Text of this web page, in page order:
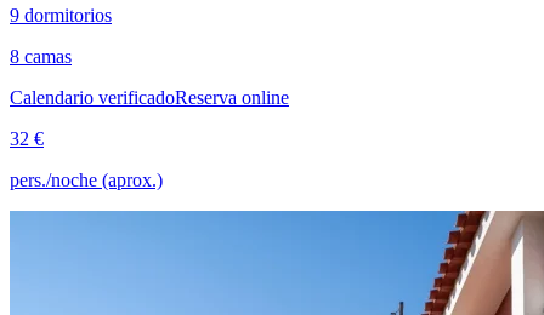
9 dormitorios
8 camas
Calendario verificadoReserva online
32 €
pers./noche (aprox.)